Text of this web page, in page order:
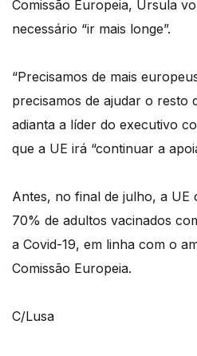
Comissão Europeia, Ursula
necessário “ir mais longe”.
“Precisamos de mais
precisamos de ajudar o resto
adianta a líder do executivo
que a UE irá “continuar a
Antes, no final de julho, a UE
70% de adultos vacinados
a Covid-19, em linha com o
Comissão Europeia.
C/Lusa